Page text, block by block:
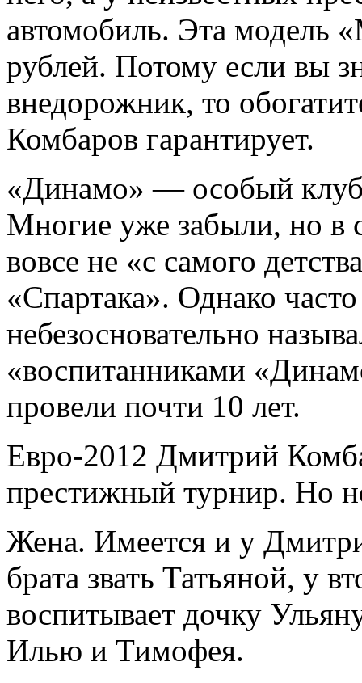
автомобиль. Эта модель
рублей. Потому если вы
внедорожник, то
Комбаров гарантирует.
«Динамо» — особый
Многие уже забыли, но в
вовсе не «с самого
«Спартака». Однако
небезосновательно
«воспитанниками
провели почти 10 лет.
Евро-2012 Дмитрий
престижный турнир. Но
Жена. Имеется и у
брата звать Татьяной, у
воспитывает дочку
Илью и Тимофея.